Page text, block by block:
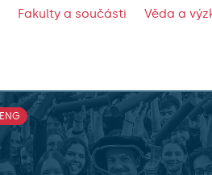
Fakulty a součásti Věda a
ENG